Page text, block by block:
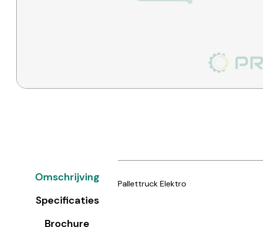
Omschrijving
Specificaties
Brochure
Pallettruck Elektro